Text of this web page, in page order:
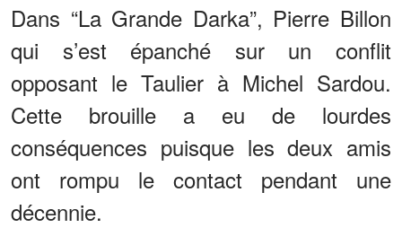
Dans “La Grande Darka”, Pierre Billon
qui s’est épanché sur un conflit
opposant le Taulier à Michel Sardou.
Cette brouille a eu de lourdes
conséquences puisque les deux amis
ont rompu le contact pendant une
décennie.